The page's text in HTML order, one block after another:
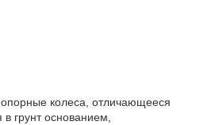
колеса, отличающееся
грунт основанием,